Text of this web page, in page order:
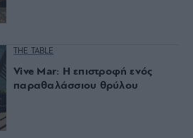
THE TABLE
Vive Mar: Η επιστροφή ενός
παραθαλάσσιου θρύλου